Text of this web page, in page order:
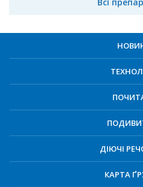
ДІЮЧІ
КАРТА